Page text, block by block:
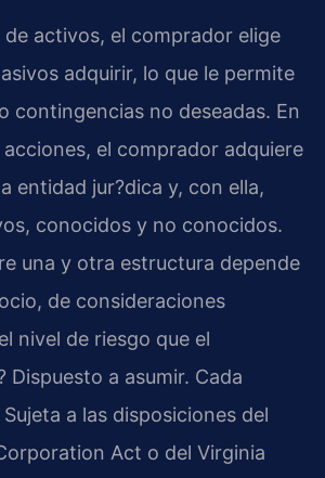
de activos, el comprador elige
adquirir, lo que le permite
contingencias no deseadas. En
el comprador adquiere
entidad jur?dica y, con ella,
conocidos y no conocidos.
una y otra estructura depende
de consideraciones
nivel de riesgo que el
Dispuesto a asumir. Cada
a las disposiciones del
Act o del Virginia